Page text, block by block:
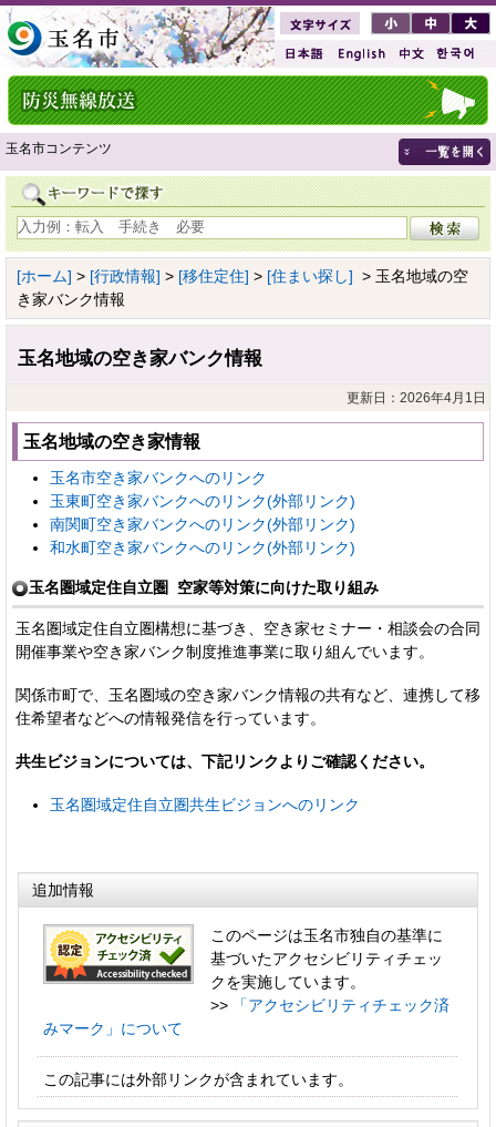
玉名市コンテンツ
[ホーム] > [行政情報] > [移住定住] > [住まい探し] > 玉名地域の空
き家バンク情報
玉名地域の空き家バンク情報
更新日：2026年4月1日
玉名地域の空き家情報
玉名市空き家バンクへのリンク
玉東町空き家バンクへのリンク(外部リンク)
南関町空き家バンクへのリンク(外部リンク)
和水町空き家バンクへのリンク(外部リンク)
玉名圏域定住自立圏 空家等対策に向けた取り組み
玉名圏域定住自立圏構想に基づき、空き家セミナー・相談会の合同
開催事業や空き家バンク制度推進事業に取り組んでいます。
関係市町で、玉名圏域の空き家バンク情報の共有など、連携して移
住希望者などへの情報発信を行っています。
共生ビジョンについては、下記リンクよりご確認ください。
玉名圏域定住自立圏共生ビジョンへのリンク
追加情報
このページは玉名市独自の基準に
基づいたアクセシビリティチェッ
クを実施しています。
>>
「アクセシビリティチェック済
みマーク」について
この記事には外部リンクが含まれています。